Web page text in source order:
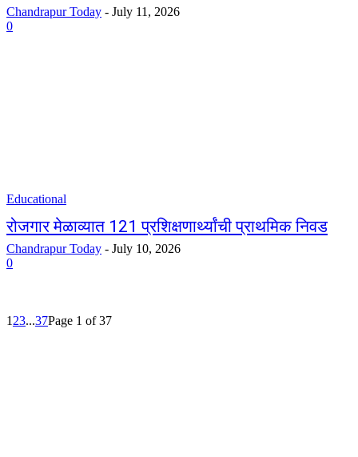
Chandrapur Today - July 11, 2026
0
Educational
रोजगार मेळाव्यात 121 प्रशिक्षणार्थ्यांची प्राथमिक निवड
Chandrapur Today - July 10, 2026
0
1 23...37Page 1 of 37